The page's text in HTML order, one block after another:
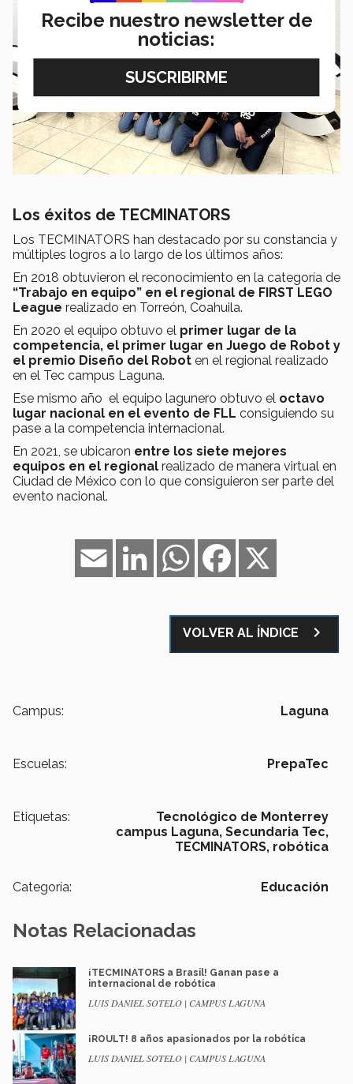
Los éxitos de TECMINATORS
Los TECMINATORS han destacado por su constancia y
múltiples logros a lo largo de los últimos años:
En 2018 obtuvieron el reconocimiento en la categoría de
“Trabajo en equipo” en el regional de FIRST LEGO
League realizado en Torreón, Coahuila.
En 2020 el equipo obtuvo el primer lugar de la
competencia, el primer lugar en Juego de Robot y
el premio Diseño del Robot en el regional realizado
en el Tec campus Laguna.
Ese mismo año el equipo lagunero obtuvo el octavo
lugar nacional en el evento de FLL consiguiendo su
pase a la competencia internacional.
En 2021, se ubicaron entre los siete mejores
equipos en el regional realizado de manera virtual en
Ciudad de México con lo que consiguieron ser parte del
evento nacional.
Facebook
WhatsApp
LinkedIn
Email
VOLVER AL ÍNDICE navigate_next
Campus: Laguna
Escuelas: PrepaTec
Etiquetas:
Tecnológico de Monterrey
campus Laguna, Secundaria Tec,
TECMINATORS, robótica
Categoría: Educación
Notas Relacionadas
¡TECMINATORS a Brasil! Ganan pase a
internacional de robótica
LUIS DANIEL SOTELO | CAMPUS LAGUNA
¡ROULT! 8 años apasionados por la robótica
LUIS DANIEL SOTELO | CAMPUS LAGUNA
Recibe nuestro newsletter de
noticias: